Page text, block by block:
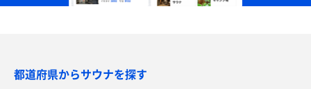
都道府県からサウナを探す